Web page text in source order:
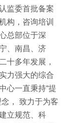
监委首批备案
构，咨询培训
总部位于深
、南昌、济
十多年发展，
力强大的综合
心一直秉持“提
， 致力于为客
立规范、科